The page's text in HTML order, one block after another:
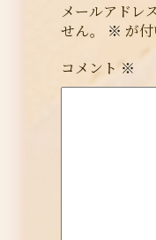
メールアドレ
せん。
※ が
コメント※